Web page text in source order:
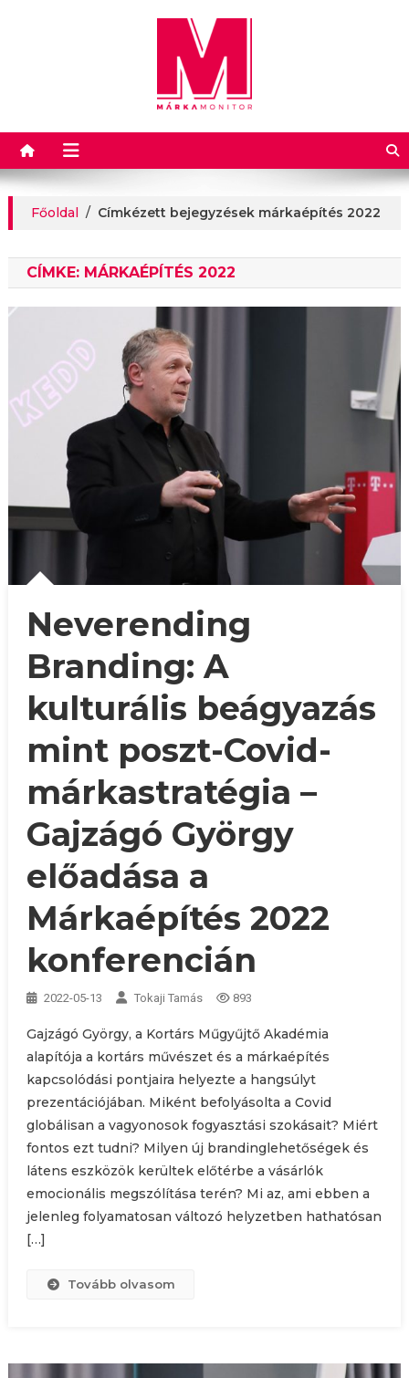
Márkamonitor
Főoldal / Címkézett bejegyzések márkaépítés 2022
CÍMKE: MÁRKAÉPÍTÉS 2022
Neverending
Branding: A
kulturális beágyazás
mint poszt-Covid-
márkastratégia –
Gajzágó György
előadása a
Márkaépítés 2022
konferencián
2022-05-13 Tokaji Tamás 893
Gajzágó György, a Kortárs Műgyűjtő Akadémia
alapítója a kortárs művészet és a márkaépítés
kapcsolódási pontjaira helyezte a hangsúlyt
prezentációjában. Miként befolyásolta a Covid
globálisan a vagyonosok fogyasztási szokásait? Miért
fontos ezt tudni? Milyen új brandinglehetőségek és
látens eszközök kerültek előtérbe a vásárlók
emocionális megszólítása terén? Mi az, ami ebben a
jelenleg folyamatosan változó helyzetben hathatósan
[…]
Tovább olvasom